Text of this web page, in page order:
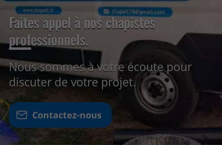
Faites appel à nos chapistes
professionnels.
Nous sommes à votre écoute pour
discuter de votre projet.
Contactez-nous